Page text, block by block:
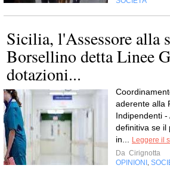
Sicilia, l'Assessore alla
Borsellino detta Linee
dotazioni...
aderente alla
Indipendenti
definitiva se il
in...
Leggere il
Da Cirignotta
OPINIONI